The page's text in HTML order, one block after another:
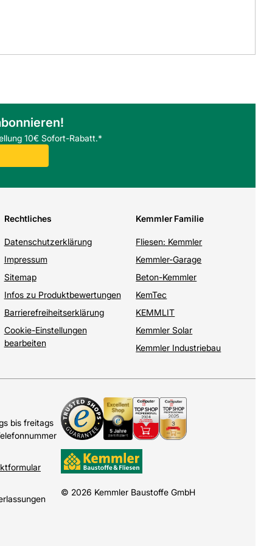
10€ Sofort-Rabatt.*
Rechtliches
Datenschutzerklärung
Impressum
Sitemap
Infos zu Produktbewertungen
Barrierefreiheitserklärung
Cookie-Einstellungen
bearbeiten
Kemmler Familie
Fliesen: Kemmler
Kemmler-Garage
Beton-Kemmler
KemTec
KEMMLIT
Kemmler Solar
Kemmler Industriebau
bis freitags
© 2026 Kemmler Baustoffe GmbH